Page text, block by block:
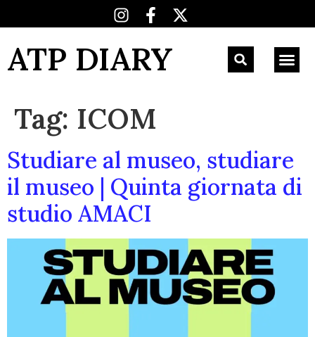
ATP DIARY
Tag: ICOM
Studiare al museo, studiare
il museo | Quinta giornata di
studio AMACI